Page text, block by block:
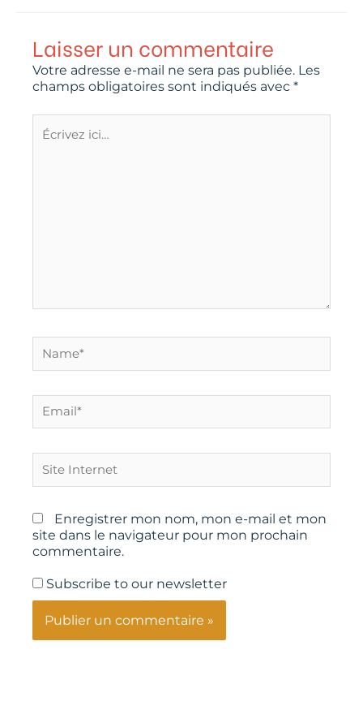
Laisser un commentaire
Votre adresse e-mail ne sera pas publiée. Les
champs obligatoires sont indiqués avec *
ici…
Internet
Enregistrer mon nom, mon e-mail et mon
site dans le navigateur pour mon prochain
commentaire.
Subscribe to our newsletter